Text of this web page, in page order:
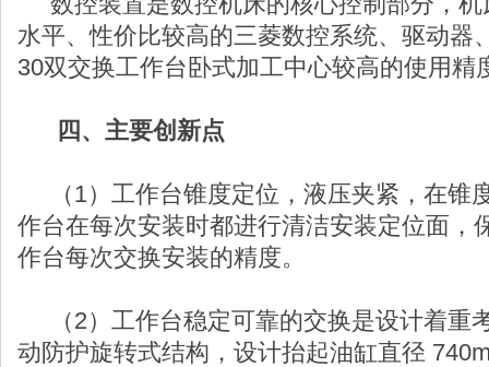
水平、性价比较高的三菱数控系统、驱动器
30双交换工作台卧式加工中心较高的使用精
四、主要创新点
（1）工作台锥度定位，液压夹紧，在锥
作台在每次安装时都进行清洁安装定位面，
作台每次交换安装的精度。
（2）工作台稳定可靠的交换是设计着重
动防护旋转式结构，设计抬起油缸直径